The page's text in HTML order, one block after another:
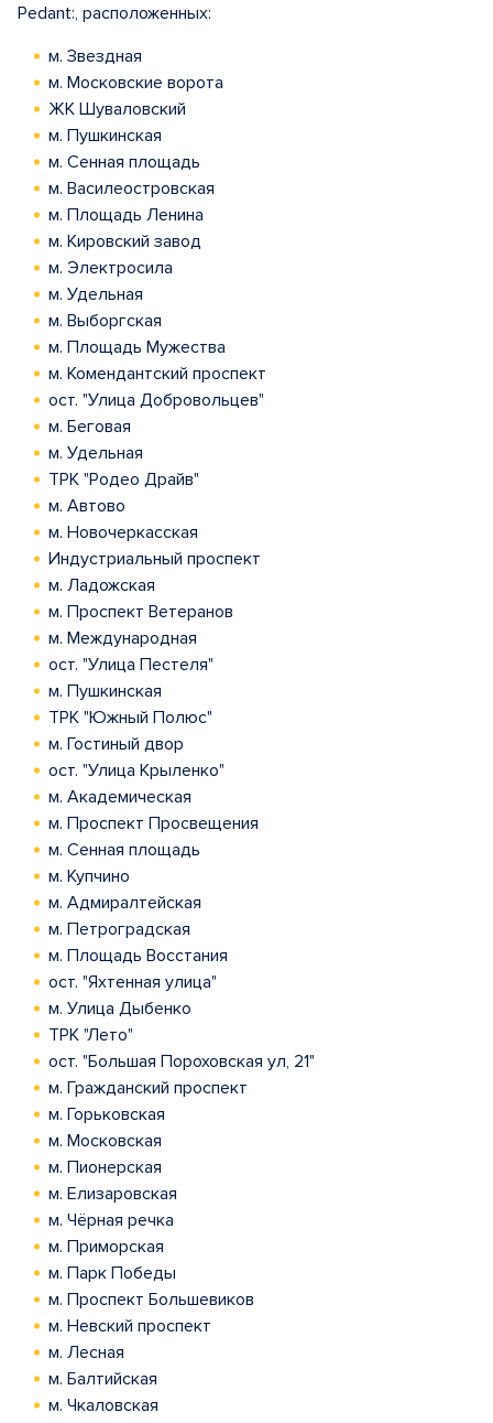
Pedant:, расположенных:
м. Звездная
м. Московские ворота
ЖК Шуваловский
м. Пушкинская
м. Сенная площадь
м. Василеостровская
м. Площадь Ленина
м. Кировский завод
м. Электросила
м. Удельная
м. Выборгская
м. Площадь Мужества
м. Комендантский проспект
ост. "Улица Добровольцев"
м. Беговая
м. Удельная
ТРК "Родео Драйв"
м. Автово
м. Новочеркасская
Индустриальный проспект
м. Ладожская
м. Проспект Ветеранов
м. Международная
ост. "Улица Пестеля"
м. Пушкинская
ТРК "Южный Полюс"
м. Гостиный двор
ост. "Улица Крыленко"
м. Академическая
м. Проспект Просвещения
м. Сенная площадь
м. Купчино
м. Адмиралтейская
м. Петроградская
м. Площадь Восстания
ост. "Яхтенная улица"
м. Улица Дыбенко
ТРК "Лето"
ост. "Большая Пороховская ул, 21"
м. Гражданский проспект
м. Горьковская
м. Московская
м. Пионерская
м. Елизаровская
м. Чёрная речка
м. Приморская
м. Парк Победы
м. Проспект Большевиков
м. Невский проспект
м. Лесная
м. Балтийская
м. Чкаловская